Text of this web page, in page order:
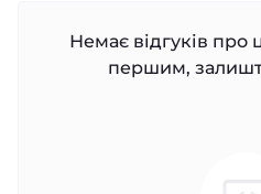
Немає відгуків про
першим,